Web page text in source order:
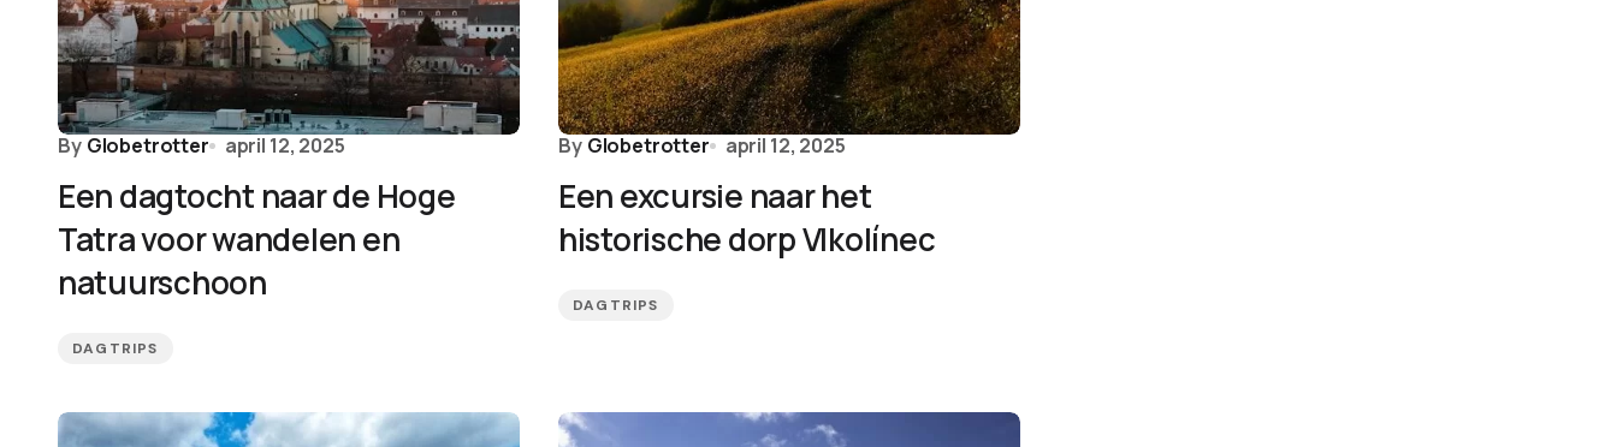
By Globetrotter april 12, 2025
Een dagtocht naar de Hoge
Tatra voor wandelen en
natuurschoon
DAGTRIPS
By Globetrotter april 12, 2025
Een excursie naar het
historische dorp Vlkolínec
DAGTRIPS